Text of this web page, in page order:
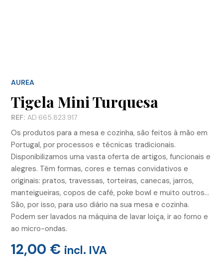
AUREA
Tigela Mini Turquesa
REF: AD.665.823.917
Os produtos para a mesa e cozinha, são feitos à mão em
Portugal, por processos e técnicas tradicionais.
Disponibilizamos uma vasta oferta de artigos, funcionais e
alegres. Têm formas, cores e temas convidativos e
originais: pratos, travessas, torteiras, canecas, jarros,
manteigueiras, copos de café, poke bowl e muito outros…
São, por isso, para uso diário na sua mesa e cozinha.
Podem ser lavados na máquina de lavar loiça, ir ao forno e
ao micro-ondas.
12,00 € incl. IVA